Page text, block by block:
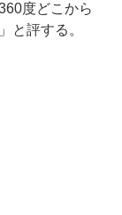
度どこから
と評する。